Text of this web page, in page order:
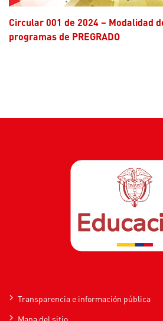
Circular 001 de 2024 – Modalidad de Grado de los
programas de PREGRADO
Transparencia e información pública
Mapa del sitio